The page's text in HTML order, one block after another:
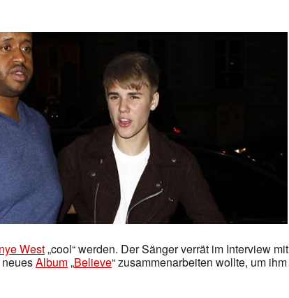
West„cool“ werden. Der Sänger verrät im Interview
Album„Believe“ zusammenarbeiten wollte, um